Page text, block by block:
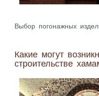
Выбор погонажных
Какие могут
строительстве